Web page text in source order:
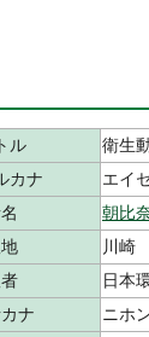
ル
衛生
カナ
エイ
朝比
川崎
日本
ナ
ニホ